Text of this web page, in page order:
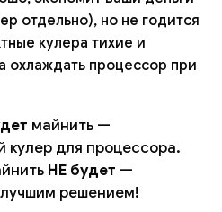
отдельно), но не годится
кулера тихие и
охлаждать процессор при
майнить —
кулер для процессора.
НЕ будет —
решением!